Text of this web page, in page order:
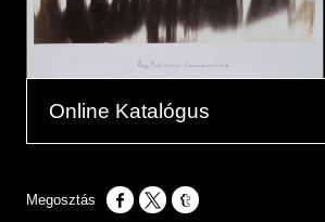
Opens in a new window
Opens in a new window
Opens in a new window
Online Katalógus